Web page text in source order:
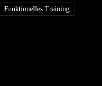
Funktionelles Training